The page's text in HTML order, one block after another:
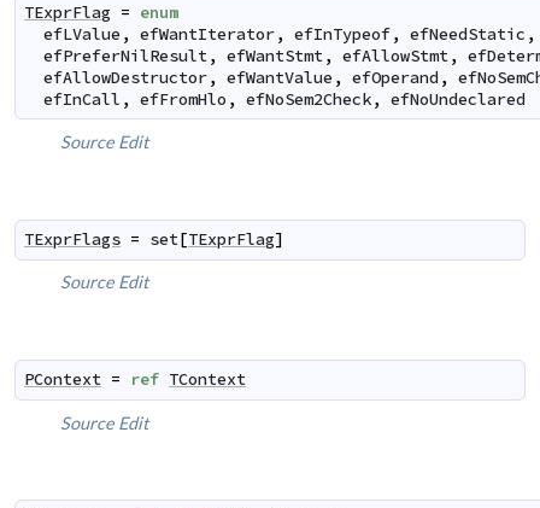
TExprFlag = enum
efLValue , efWantIterator, efInTypeof, efNeedStatic ,
efPreferNilResult, efWantStmt, efAllowStmt,
efAllowDestructor, efWantValue , efOperand ,
efInCall , efFromHlo , efNoSem2Check, efNoUndeclared
Source Edit
TExprFlags = set[TExprFlag]
Source Edit
PContext = ref TContext
Source Edit